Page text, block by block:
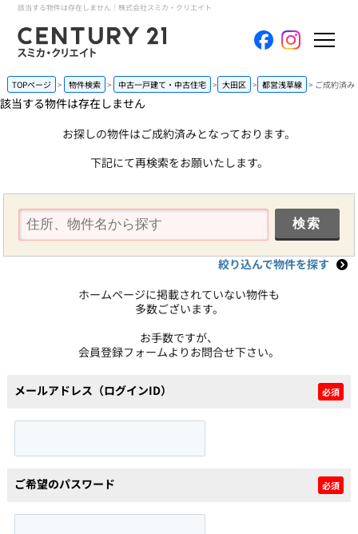
該当する物件は存在しません｜株式会社スミカ・クリエイト
ホーム
当社について
買いたい
売りたい
採用情報
会員メニュー
サイトマップ
TOPページ 物件検索 中古一戸建て・中古住宅 大田区 都営浅草線 ご成約済み
該当する物件は存在しません
お探しの物件はご成約済みとなっております。
下記にて再検索をお願いたします。
絞り込んで物件を探す
ホームページに掲載されていない物件も
多数ございます。
お手数ですが、
会員登録フォームよりお問合せ下さい。
メールアドレス（ログインID） 必須
ご希望のパスワード 必須